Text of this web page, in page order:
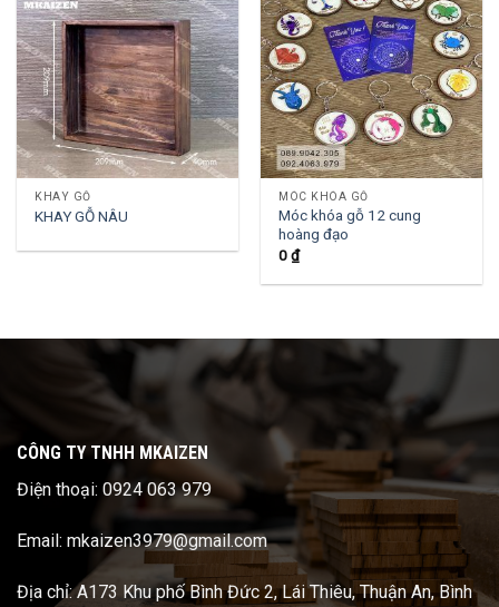
KHAY GỖ
KHAY GỖ NÂU
MÓC KHÓA GỖ
Móc khóa gỗ 12 cung
hoàng đạo
0₫
CÔNG TY TNHH MKAIZEN
Điện thoại: 0924 063 979
Email: mkaizen3979@gmail.com
Địa chỉ: A173 Khu phố Bình Đức 2, Lái Thiêu, Thuận An, Bình